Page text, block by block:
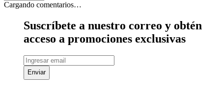
Cargando comentarios…
Suscríbete a nuestro correo y obtén
acceso a promociones exclusivas
Enviar